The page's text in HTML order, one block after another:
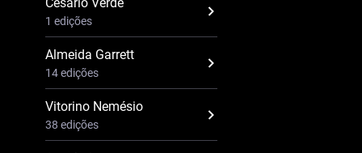
1 edições
Almeida Garrett
14 edições
Vitorino Nemésio
38 edições